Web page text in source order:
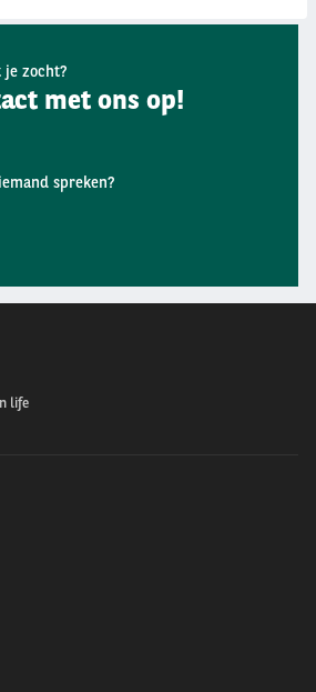
je zocht?
met ons op!
spreken?
life